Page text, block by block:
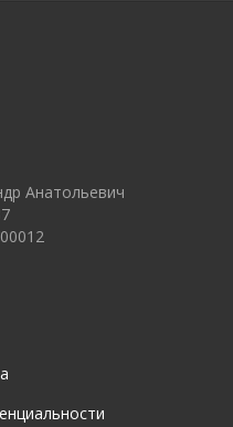
Анатольевич